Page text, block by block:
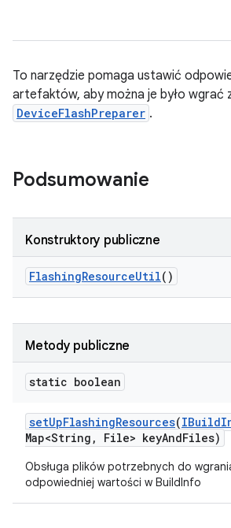
To narzędzie pomaga ustawić
artefaktów, aby można je było wgrać
DeviceFlashPreparer .
Podsumowanie
Konstruktory publiczne
FlashingResourceUtil()
Metody publiczne
static boolean
setUpFlashingResources(IBuild
Map<String , File> keyAndFiles)
Obsługa plików potrzebnych do
odpowiedniej wartości w BuildInfo